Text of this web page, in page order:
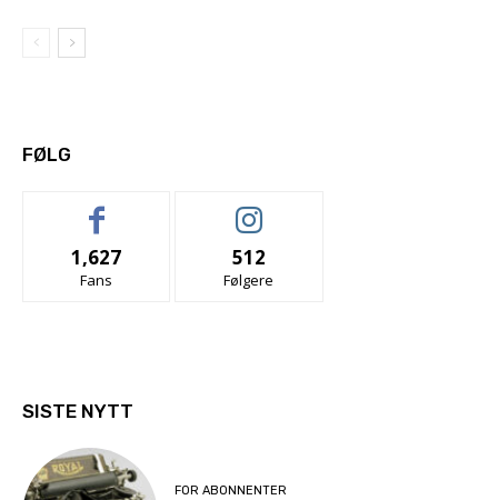
FØLG
1,627
Fans
512
Følgere
SISTE NYTT
FOR ABONNENTER